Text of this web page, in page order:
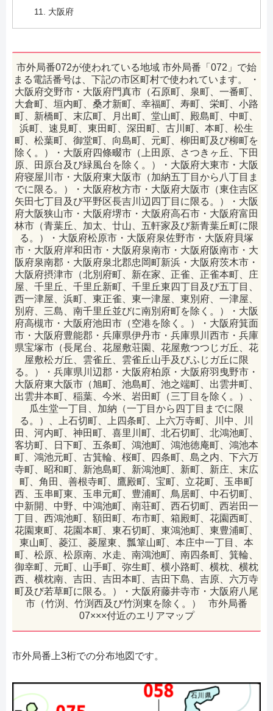
大阪府
市外局番072が使われている地域 市外局番「072」で始
まる電話番号は、下記の市区町村で使われています。 ・
大阪府交野市・大阪府門真市（石原町、泉町、一番町、
大倉町、垣内町、桑才新町、幸福町、寿町、栄町、小路
町、新橋町、末広町、月出町、堂山町、殿島町、中町、
浜町、速見町、東田町、深田町、古川町、本町、松生
町、松葉町、御堂町、向島町、元町、柳田町及び柳町を
除く。）・大阪府四條畷市（上田原、さつきヶ丘、下田
原、田原台及び緑風台を除く。）・大阪府大東市・大阪
府寝屋川市・大阪府東大阪市（加納五丁目から八丁目ま
でに限る。）・大阪府枚方市・大阪府大阪市（東住吉区
矢田七丁目及び平野区長吉川辺四丁目に限る。）・大阪
府大阪狭山市・大阪府堺市・大阪府高石市・大阪府富田
林市（青葉丘、加太、廿山、五軒家及び新青葉丘町に限
る。）・大阪府松原市・大阪府泉佐野市・大阪府貝塚
市・大阪府岸和田市・大阪府泉南市・大阪府阪南市・大
阪府泉南郡・大阪府泉北郡忠岡町新浜・大阪府茨木市・
大阪府摂津市（北別府町、新在家、正雀、正雀本町、庄
屋、千里丘、千里丘新町、千里丘東四丁目及び五丁目、
西一津屋、浜町、東正雀、東一津屋、東別府、一津屋、
別府、三島、南千里丘並びに南別府町を除く。）・大阪
府高槻市・大阪府池田市（空港を除く。）・大阪府箕面
市・大阪府豊能郡・兵庫県伊丹市・兵庫県川西市・兵庫
県宝塚市（長尾台、花屋敷荘園、花屋敷つつじガ丘、花
屋敷松ガ丘、雲雀丘、雲雀丘山手及びふじガ丘に限
る。）・兵庫県川辺郡・大阪府柏原・大阪府羽曳野市・
大阪府東大阪市（旭町、池島町、池之端町、出雲井町、
出雲井本町、稲葉、今米、岩田町（三丁目を除く。）、
瓜生堂一丁目、加納（一丁目から四丁目までに限
る。）、上石切町、上四条町、上六万寺町、川中、川
田、河内町、神田町、喜里川町、北石切町、北鴻池町、
客坊町、日下町、五条町、鴻池町、鴻池徳庵町、鴻池本
町、鴻池元町、古箕輪、桜町、四条町、島之内、下六万
寺町、昭和町、新池島町、新鴻池町、新町、新庄、末広
町、角田、善根寺町、鷹殿町、宝町、立花町、玉串町
西、玉串町東、玉串元町、豊浦町、鳥居町、中石切町、
中新開、中野、中鴻池町、南荘町、西石切町、西岩田一
丁目、西鴻池町、額田町、布市町、箱殿町、花園西町、
花園東町、花園本町、東石切町、東鴻池町、東豊浦町、
東山町、菱江、菱屋東、瓢箪山町、本庄中一丁目、本
町、松原、松原南、水走、南鴻池町、南四条町、箕輪、
御幸町、元町、山手町、弥生町、横小路町、横枕、横枕
西、横枕南、吉田、吉田本町、吉田下島、吉原、六万寺
町及び若草町に限る。）・大阪府藤井寺市・大阪府八尾
市（竹渕、竹渕西及び竹渕東を除く。） 市外局番
07×××付近のエリアマップ
市外局番上3桁での分布地図です。